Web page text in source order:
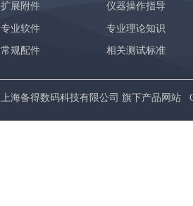
上海备得数码科技有限公司 旗下产品网站
仪器操作指导
专业理论知识
相关测试标准
扩展附件
专业软件
常规配件